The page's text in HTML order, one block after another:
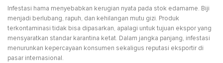
Infestasi hama menyebabkan kerugian nyata pada stok edamame. Biji
menjadi berlubang, rapuh, dan kehilangan mutu gizi. Produk
terkontaminasi tidak bisa dipasarkan, apalagi untuk tujuan ekspor yang
mensyaratkan standar karantina ketat. Dalam jangka panjang, infestasi
menurunkan kepercayaan konsumen sekaligus reputasi eksportir di
pasar internasional.